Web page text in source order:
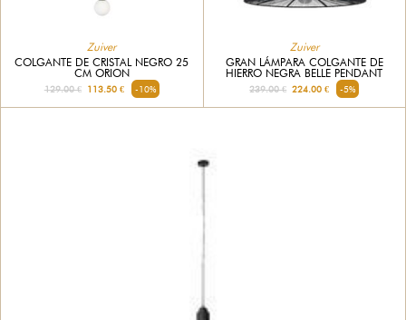
Zuiver
COLGANTE DE CRISTAL NEGRO 25
CM ORION
129.00 €113.50 € -10%
Zuiver
GRAN LÁMPARA COLGANTE DE
HIERRO NEGRA BELLE PENDANT
239.00 € 224.00 € -5%